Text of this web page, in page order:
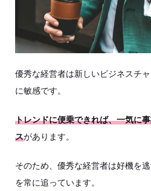
優秀な経営者は新しいビジネスチ
に敏感です。
トレンドに便乗できれば、一気に
スがあります。
そのため、優秀な経営者は好機を
を常に追っています。